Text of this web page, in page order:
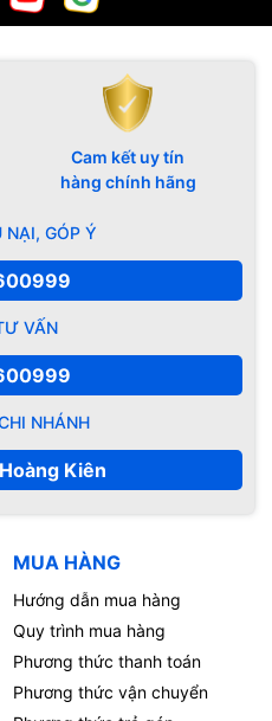
Cam kết uy tín
hàng chính hãng
NẠI, GÓP Ý
VẤN
NHÁNH
Kiên
MUA HÀNG
Hướng dẫn mua hàng
Quy trình mua hàng
Phương thức thanh toán
Phương thức vận chuyển